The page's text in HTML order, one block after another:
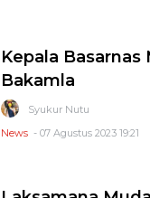
Kepala Basarnas
Bakamla
Syukur Nutu
News - 07 Agustus 2023 19:21